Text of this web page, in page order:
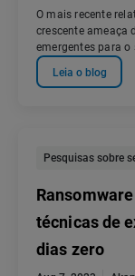
O mais recente
crescente ameaça
emergentes para o
Leia o blog
Pesquisas sobre
técnicas de
dias zero